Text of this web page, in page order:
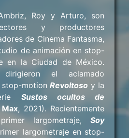
Roy y Arturo, son
y productores
de Cinema Fantasma,
de animación en stop-
en la Ciudad de México.
el aclamado
stop-motionRevoltoso y la
Sustos ocultos de
Max, 2021). Recientemente
largometraje, Soy
largometraje en stop-